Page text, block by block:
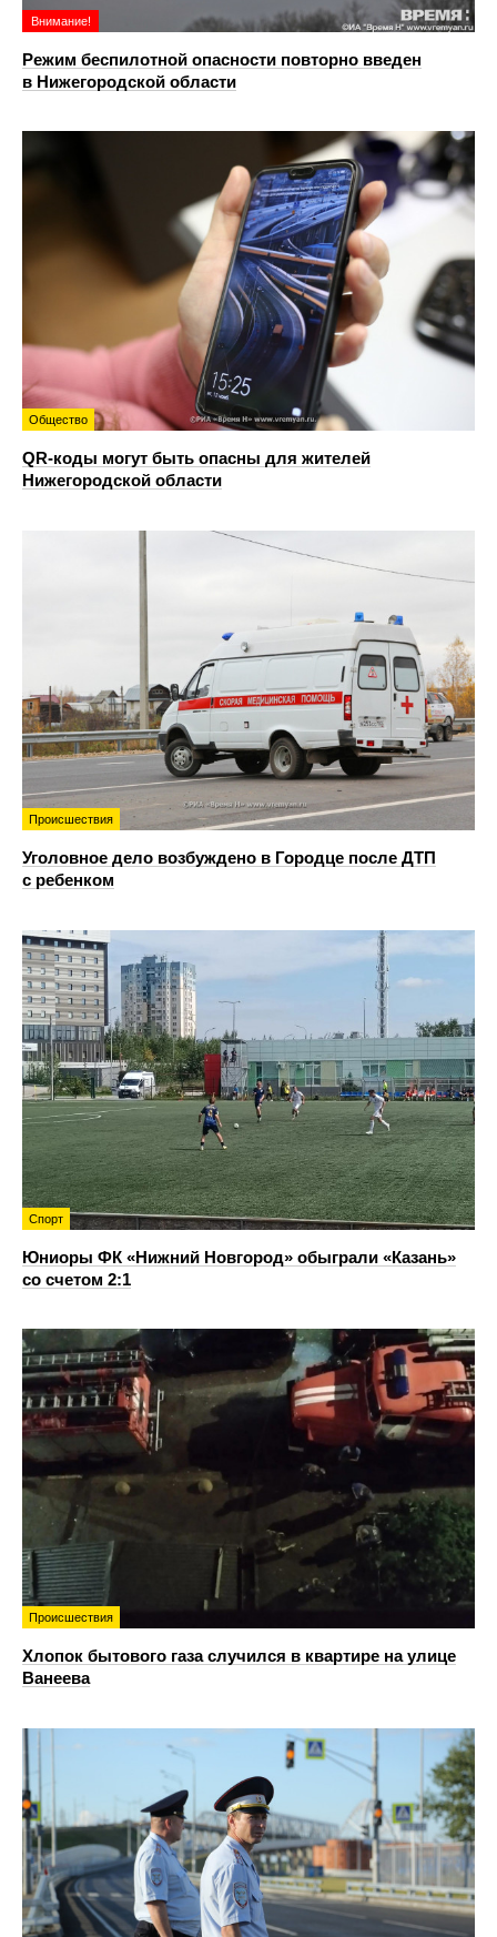
Внимание!
Режим беспилотной опасности повторно введен
в Нижегородской области
Общество
QR-коды могут быть опасны для жителей
Нижегородской области
Происшествия
Уголовное дело возбуждено в Городце после ДТП
с ребенком
Спорт
Юниоры ФК «Нижний Новгород» обыграли «Казань»
со счетом 2:1
Происшествия
Хлопок бытового газа случился в квартире на улице
Ванеева